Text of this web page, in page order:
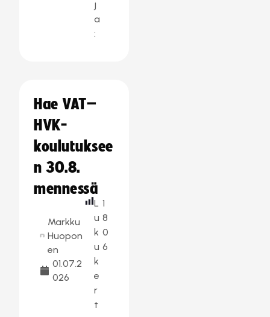
j
a
:
Hae VAT–
HVK-
koulutuksee
n 30.8.
mennessä
Markku
Huopon
en
01.07.2
026
L
u
k
u
k
e
r
t
1
8
0
6